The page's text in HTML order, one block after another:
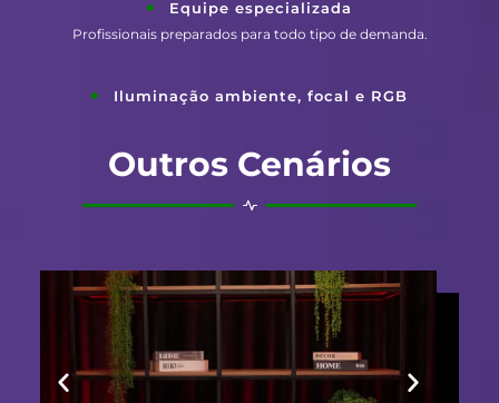
Equipe especializada
Profissionais preparados para todo tipo de demanda.
Iluminação ambiente, focal e RGB
Outros Cenários